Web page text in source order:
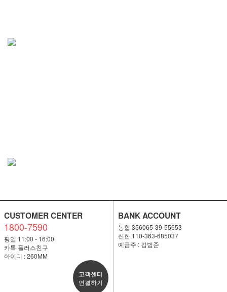
CUSTOMER CENTER
1800-7590
평일 11:00 - 16:00
카톡 플러스친구
아이디 : 260MM
고객센터
연결하기
BANK ACCOUNT
농협 356065-39-55653
신한 110-363-685037
예금주 : 김범준